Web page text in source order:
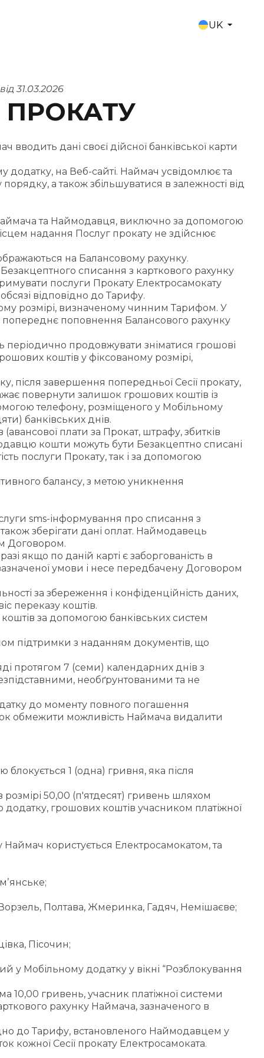
UK
31.03.2026
дані своєї дійсної банківської карти
додатку, на Веб-сайті. Наймач усвідомлює та
а також збільшуватися в залежності від
та Наймодавця, виключно за допомогою
надання Послуг прокату не здійснює
на Балансовому рахунку.
списання з карткового рахунку
послуги Прокату Електросамокату
відповідно до Тарифу.
розмірі, визначеному чинним Тарифом. У
попереднє поповнення Балансового рахунку
періодично продовжувати зніматися грошові
коштів у фіксованому розмірі,
після завершення попередньої Сесії прокату,
повернути залишок грошових коштів із
телефону, розміщеного у Мобільному
банківських днів.
плати за Прокат, штрафу, збитків
кошти можуть бути Безакцептно списані
послуги Прокату, так і за допомогою
балансу, з метою уникнення
sms-інформування про списання з
зберігати дані оплат. Наймодавець
Договором.
якщо по даній карті є заборгованість в
умови і несе передбачену Договором
за збереження і конфіденційність даних,
переказу коштів.
за допомогою банківських систем
підтримки з наданням документів, що
протягом 7 (семи) календарних днів з
необґрунтованими та не
до моменту повного погашення
обмежити можливість Наймача видалити
блокується 1 (одна) гривня, яка після
50,00 (п'ятдесят) гривень шляхом
додатку, грошових коштів учасником платіжної
Наймач користується Електросамокатом, та
Полтава, Жмеринка, Гадяч, Немішаєве;
Пісочин;
у Мобільному додатку у вікні “Розблокування
10,00 гривень, учасник платіжної системи
рахунку Наймача, зазначеного в
до Тарифу, встановленого Наймодавцем у
кожної Сесії прокату Електросамоката.